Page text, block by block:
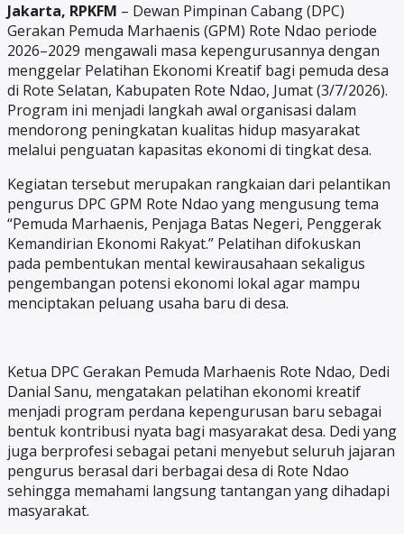
Jakarta, RPKFM – Dewan Pimpinan Cabang (DPC)
Gerakan Pemuda Marhaenis (GPM) Rote Ndao periode
2026–2029 mengawali masa kepengurusannya dengan
menggelar Pelatihan Ekonomi Kreatif bagi pemuda desa
di Rote Selatan, Kabupaten Rote Ndao, Jumat (3/7/2026).
Program ini menjadi langkah awal organisasi dalam
mendorong peningkatan kualitas hidup masyarakat
melalui penguatan kapasitas ekonomi di tingkat desa.
Kegiatan tersebut merupakan rangkaian dari pelantikan
pengurus DPC GPM Rote Ndao yang mengusung tema
“Pemuda Marhaenis, Penjaga Batas Negeri, Penggerak
Kemandirian Ekonomi Rakyat.” Pelatihan difokuskan
pada pembentukan mental kewirausahaan sekaligus
pengembangan potensi ekonomi lokal agar mampu
menciptakan peluang usaha baru di desa.
Ketua DPC Gerakan Pemuda Marhaenis Rote Ndao, Dedi
Danial Sanu, mengatakan pelatihan ekonomi kreatif
menjadi program perdana kepengurusan baru sebagai
bentuk kontribusi nyata bagi masyarakat desa. Dedi yang
juga berprofesi sebagai petani menyebut seluruh jajaran
pengurus berasal dari berbagai desa di Rote Ndao
sehingga memahami langsung tantangan yang dihadapi
masyarakat.